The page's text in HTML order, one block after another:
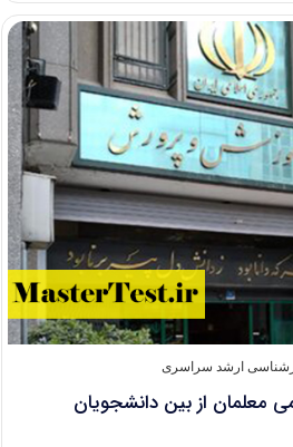
کنکور
ارشد
۱۴۰۵
در
وزارت
علوم
طبق
برنامه
قبلی
ارشد سراسری
معلمان از بین دانشجویان